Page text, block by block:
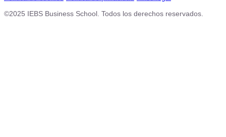
©2025 IEBS Business School. Todos los derechos reservados.